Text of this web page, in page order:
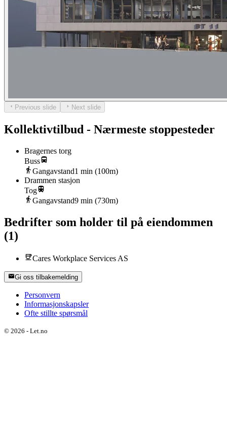
Previous slide Next slide
Kollektivtilbud - Nærmeste stoppesteder
Bragernes torg
Buss
Gangavstand1 min (100m)
Drammen stasjon
Tog
Gangavstand9 min (730m)
Bedrifter som holder til på eiendommen
(1)
Cares Workplace Services AS
Gi oss tilbakemelding
Personvern
Informasjonskapsler
Ofte stillte spørsmål
© 2026 - Let.no